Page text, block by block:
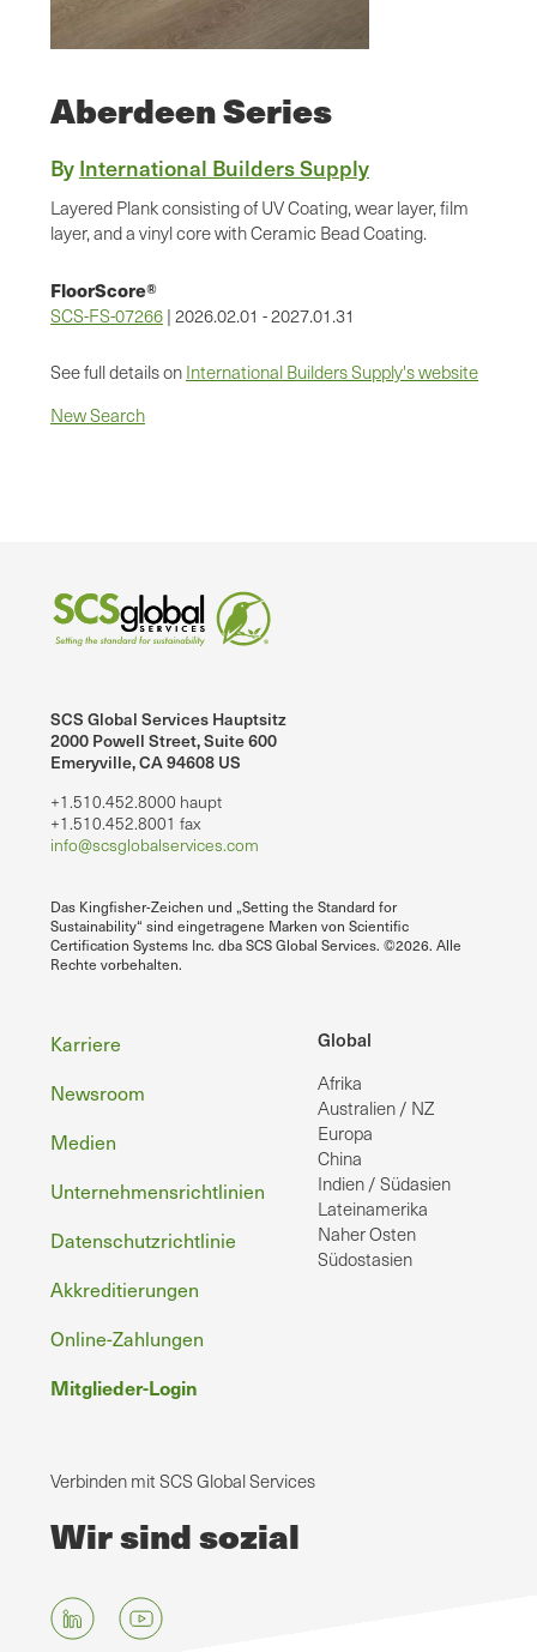
Aberdeen Series
ByInternational Builders Supply
Layered Plank consisting of UV Coating, wear layer, film
layer, and a vinyl core with Ceramic Bead Coating.
FloorScore®
SCS-FS-07266 | 2026.02.01 - 2027.01.31
See full details on International Builders Supply's website
New Search
SCS Global Services Hauptsitz
2000 Powell Street, Suite 600
Emeryville, CA 94608 US
+1.510.452.8000 haupt
+1.510.452.8001 fax
info@scsglobalservices.com
Das Kingfisher-Zeichen und „Setting the Standard for
Sustainability“ sind eingetragene Marken von Scientific
Certification Systems Inc. dba SCS Global Services. ©2026. Alle
Rechte vorbehalten.
Global
Afrika
Australien / NZ
Europa
China
Indien / Südasien
Lateinamerika
Naher Osten
Südostasien
Fußzeile
Karriere
Newsroom
Medien
Unternehmensrichtlinien
Datenschutzrichtlinie
Akkreditierungen
Online-Zahlungen
Mitglieder-Login
Verbinden mit SCS Global Services
Wir sind sozial